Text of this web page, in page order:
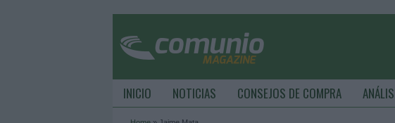
INICIO NOTICIAS CONSEJOS DE COMPRA